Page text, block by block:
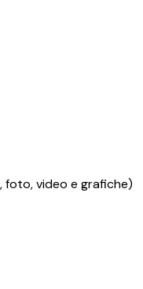
foto, video e grafiche)